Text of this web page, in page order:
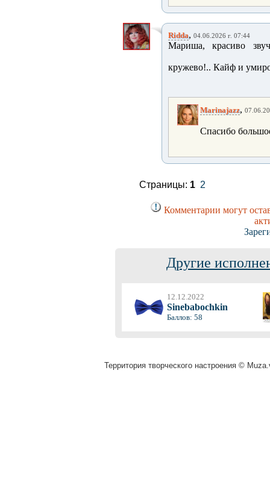
Ridda, 04.06.2026 г. 07:44
Мариша, красиво
кружево!.. Кайф и
Marinajazz,
Спасибо
Страницы: 1 2
Комментарии могут
Другие
12.12.2022
Sinebabochkin
Баллов: 58
Территория творческого настроения ©